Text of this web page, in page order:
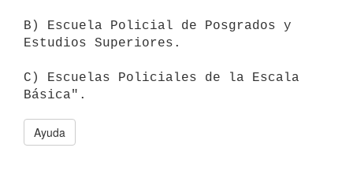
B) Escuela Policial de Posgrados y
Estudios Superiores.
C) Escuelas Policiales de la Escala
Ayuda